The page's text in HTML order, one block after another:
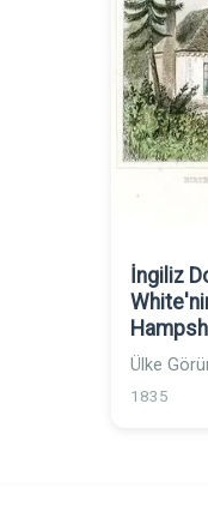
İngiliz
Ülke
1835